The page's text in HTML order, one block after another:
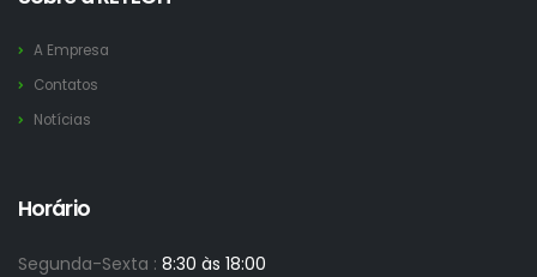
A Empresa
Contatos
Notícias
Horário
Segunda-Sexta : 8:30 às 18:00